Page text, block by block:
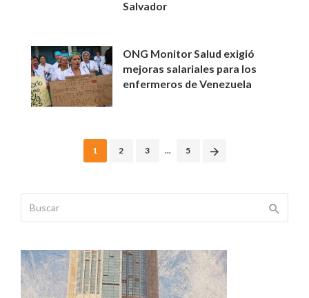
Salvador
ONG Monitor Salud exigió
mejoras salariales para los
enfermeros de Venezuela
1 2 3 ... 5